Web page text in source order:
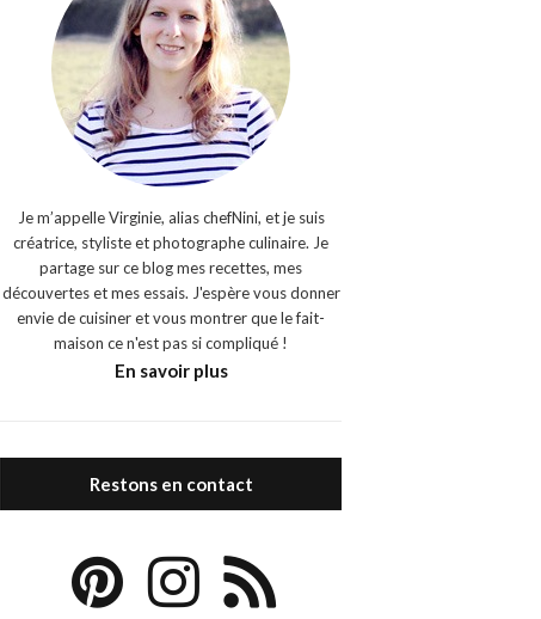
Je m’appelle Virginie, alias chefNini, et je suis
créatrice, styliste et photographe culinaire. Je
partage sur ce blog mes recettes, mes
découvertes et mes essais. J'espère vous donner
envie de cuisiner et vous montrer que le fait-
maison ce n'est pas si compliqué !
En savoir plus
Restons en contact